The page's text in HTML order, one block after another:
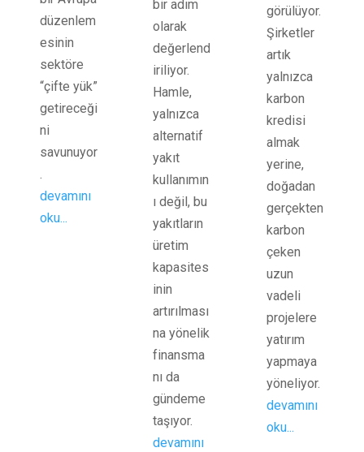
düzenlem
esinin
sektöre
“çifte yük”
getireceği
ni
savunuyor
.
devamını
oku...
bir adım
olarak
değerlend
iriliyor.
Hamle,
yalnızca
alternatif
yakıt
kullanımın
ı değil, bu
yakıtların
üretim
kapasites
inin
artırılması
na yönelik
finansma
nı da
gündeme
taşıyor.
devamını
görülüyor.
Şirketler
artık
yalnızca
karbon
kredisi
almak
yerine,
doğadan
gerçekten
karbon
çeken
uzun
vadeli
projelere
yatırım
yapmaya
yöneliyor.
devamını
oku...